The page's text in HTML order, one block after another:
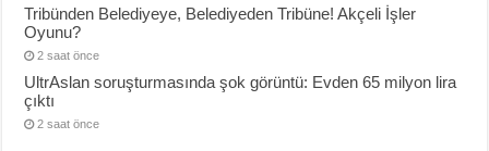
Tribünden Belediyeye, Belediyeden Tribüne! Akçeli İşler
Oyunu?
2 saat önce
UltrAslan soruşturmasında şok görüntü: Evden 65 milyon lira
çıktı
2 saat önce